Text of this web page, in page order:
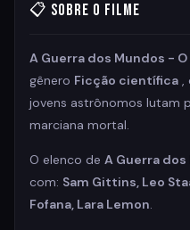
📋 Sobre o Filme
A Guerra dos Mundos -
gênero Ficção científica ,
jovens astrônomos lutam
marciana mortal.
O elenco de A Guerra
com: Sam Gittins, Leo
Fofana, Lara Lemon.